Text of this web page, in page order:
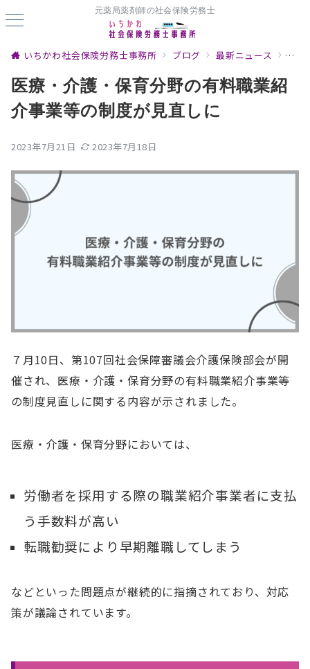
元薬局薬剤師の社会保険労務士
いちかわ社会保険労務士事務所 ブログ 最新ニュース 医
医療・介護・保育分野の有料職業紹
介事業等の制度が見直しに
2023年7月21日 2023年7月18日
７月10日、第107回社会保障審議会介護保険部会が開
催され、医療・介護・保育分野の有料職業紹介事業等
の制度見直しに関する内容が示されました。
医療・介護・保育分野においては、
労働者を採用する際の職業紹介事業者に支払
う手数料が高い
転職勧奨により早期離職してしまう
などといった問題点が継続的に指摘されており、対応
策が議論されています。